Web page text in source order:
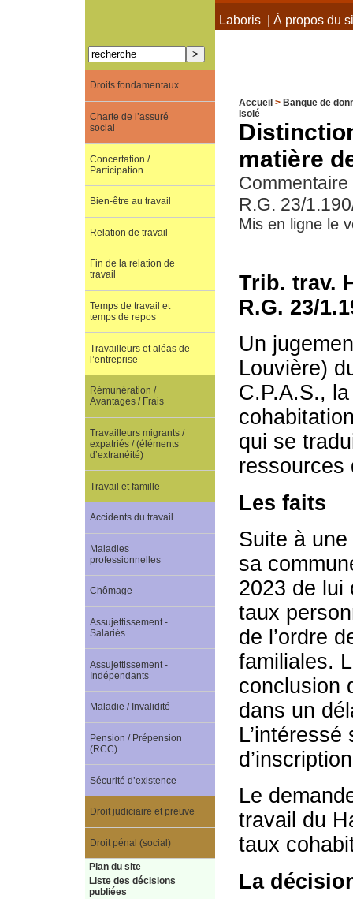
À propos de Terra Laboris| À propos du
Accueil > Banque de
Isolé
matière
R.G. 23/
Mis en ligne le
Trib. trav.
R.G. 23/
Un
Louvière)
C.P.A.S.,
qui se
ressources
Les faits
Suite à
sa
2023 de lui
taux
de l’ordre
familiales.
conclusion
dans un
Le
travail du
taux
La
Droits fondamentaux
Charte de l’assuré
social
Concertation /
Participation
Bien-être au travail
Relation de travail
Fin de la relation de
travail
Temps de travail et
temps de repos
Travailleurs et aléas de
l’entreprise
Rémunération /
Avantages / Frais
Travailleurs migrants /
expatriés / (éléments
d’extranéité)
Travail et famille
Accidents du travail
Maladies
professionnelles
Chômage
Assujettissement -
Salariés
Assujettissement -
Indépendants
Maladie / Invalidité
Pension / Prépension
(RCC)
Sécurité d’existence
Droit judiciaire et preuve
Droit pénal (social)
Plan du site
Liste des décisions
publiées